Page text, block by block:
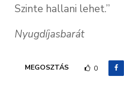
Szinte hallani lehet.”
Nyugdíjasbarát
MEGOSZTÁS 0